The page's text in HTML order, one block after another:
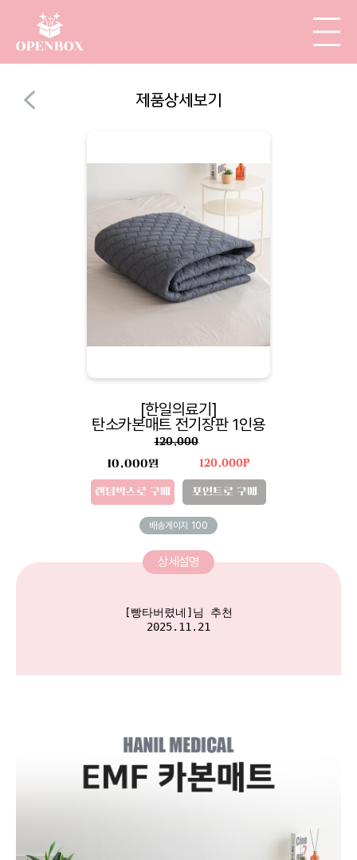
제품상세보기
[한일의료기]
탄소카본매트 전기장판 1인용
120,000
10,000원
랜덤박스로 구매
120,000P
포인트로 구매
배송게이지 100
상세설명
[빵타버렸네]님 추천
2025.11.21